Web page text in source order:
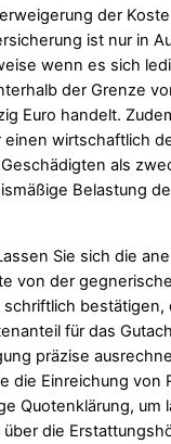
der
ist nur in
wenn es sich
der Grenze
Euro handelt.
einen wirtschaftlich
als
Belastung
Sie sich die
von der
bestätigen,
für das
präzise
die Einreichung von
Quotenklärung, um
die